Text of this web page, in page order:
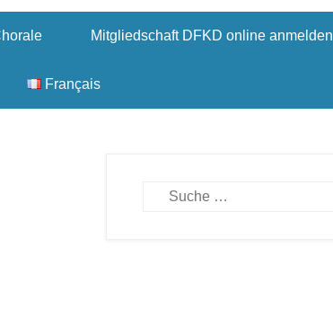
Mitgliedschaft DFKD online anmelden
Français
Suchen